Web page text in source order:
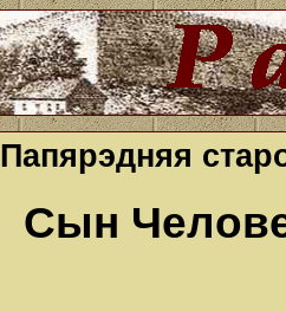
Папярэдняя
Сын